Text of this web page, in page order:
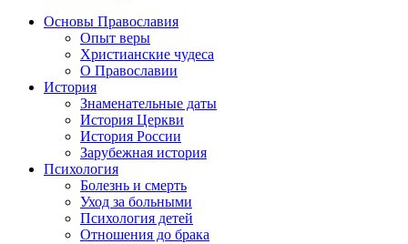
Основы Православия
Опыт веры
Христианские чудеса
О Православии
История
Знаменательные даты
История Церкви
История России
Зарубежная история
Психология
Болезнь и смерть
Уход за больными
Психология детей
Отношения до брака